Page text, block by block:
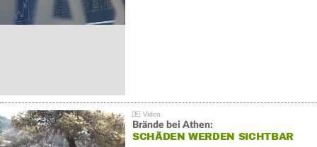
Brände bei Athen:
SCHÄDEN WERDEN SICHTBAR